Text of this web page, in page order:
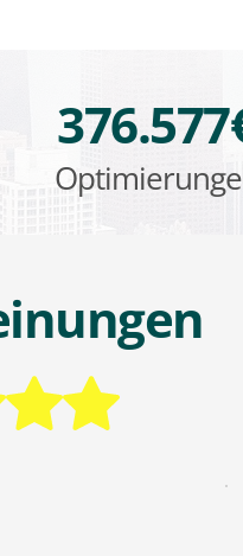
376.577